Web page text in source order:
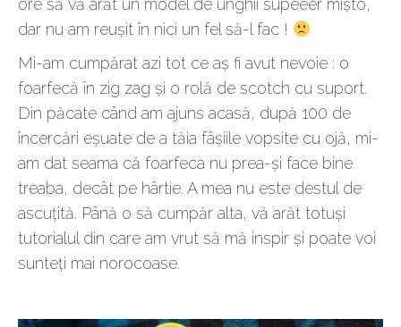
ore să vă arăt un model de unghii supeeer mișto,
dar nu am reușit în nici un fel să-l fac !
Mi-am cumpărat azi tot ce aș fi avut nevoie : o
foarfecă în zig zag și o rolă de scotch cu suport.
Din păcate când am ajuns acasă, după 100 de
încercări eșuate de a tăia fâșiile vopsite cu ojă, mi-
am dat seama că foarfeca nu prea-și face bine
treaba, decât pe hârtie. A mea nu este destul de
ascuțită. Până o să cumpăr alta, vă arăt totuși
tutorialul din care am vrut să mă inspir și poate voi
sunteți mai norocoase.